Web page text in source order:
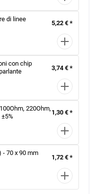
di linee
5,22 € *
con chip
3,74 € *
220Ohm,
1,30 € *
- 70 x 90 mm
1,72 € *